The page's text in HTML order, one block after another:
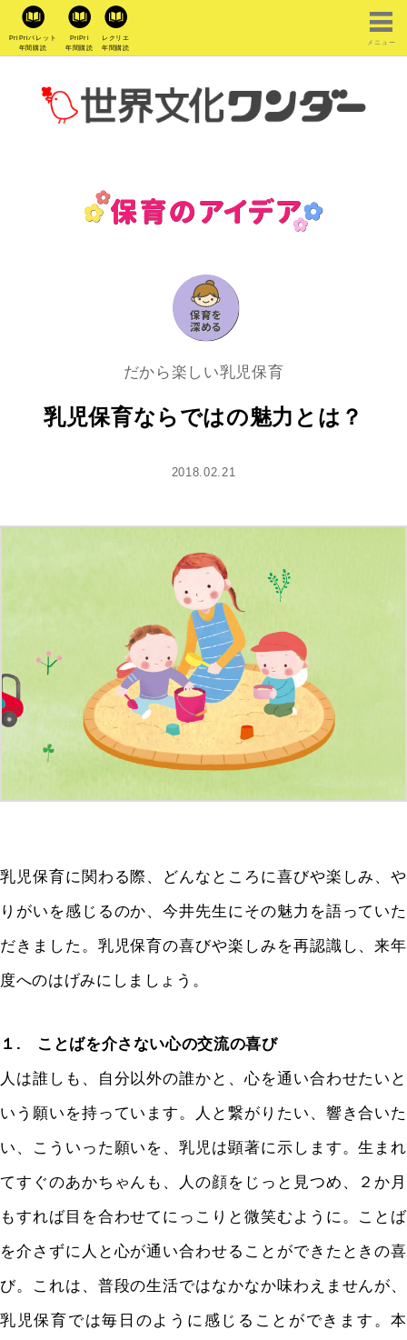
PriPriパレット
年間購読
PriPri
年間購読
レクリエ
年間購読
メニュー
だから楽しい乳児保育
乳児保育ならではの魅力とは？
2018.02.21
乳児保育に関わる際、どんなところに喜びや楽しみ、や
りがいを感じるのか、今井先生にその魅力を語っていた
だきました。乳児保育の喜びや楽しみを再認識し、来年
度へのはげみにしましょう。
１. ことばを介さない心の交流の喜び
人は誰しも、自分以外の誰かと、心を通い合わせたいと
いう願いを持っています。人と繋がりたい、響き合いた
い、こういった願いを、乳児は顕著に示します。生まれ
てすぐのあかちゃんも、人の顔をじっと見つめ、２か月
もすれば目を合わせてにっこりと微笑むように。ことば
を介さずに人と心が通い合わせることができたときの喜
び。これは、普段の生活ではなかなか味わえませんが、
乳児保育では毎日のように感じることができます。本